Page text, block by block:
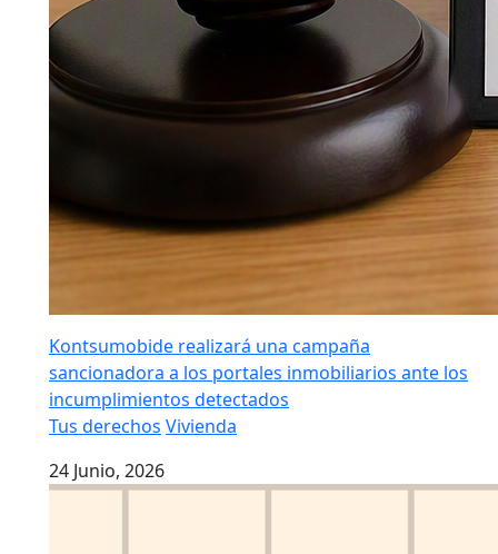
Kontsumobide realizará una campaña
sancionadora a los portales inmobiliarios ante los
incumplimientos detectados
Tus derechos Vivienda
24 Junio, 2026